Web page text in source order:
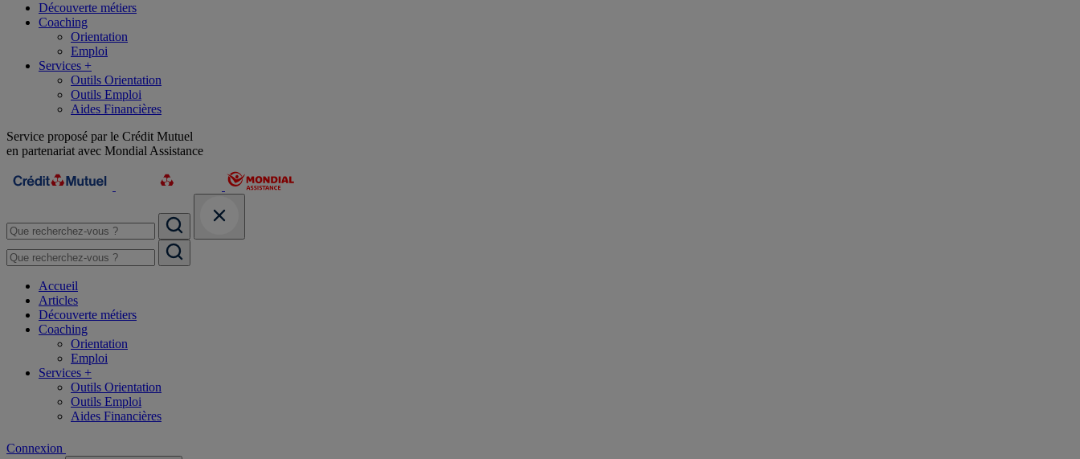
Découverte métiers
Coaching
Orientation
Emploi
Services +
Outils Orientation
Outils Emploi
Aides Financières
Service proposé par le Crédit Mutuel
en partenariat avec Mondial Assistance
Accueil
Articles
Découverte métiers
Coaching
Orientation
Emploi
Services +
Outils Orientation
Outils Emploi
Aides Financières
Connexion